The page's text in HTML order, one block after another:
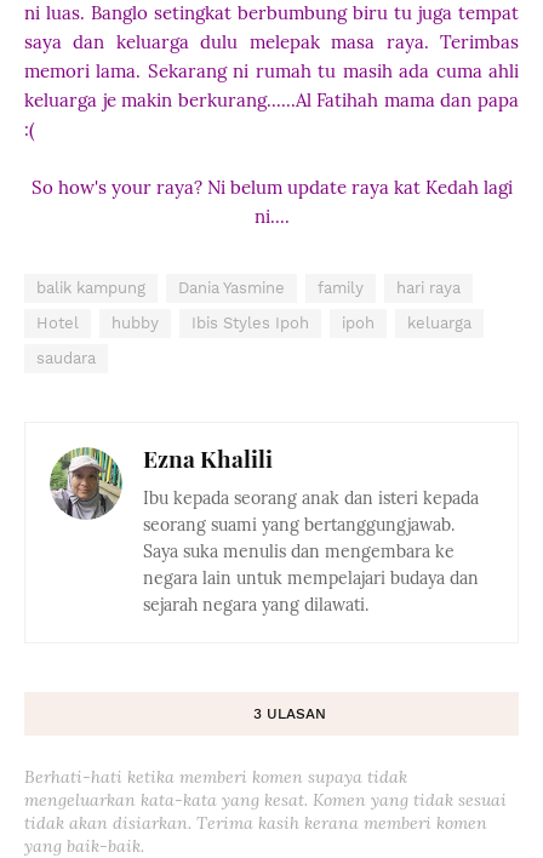
ni luas. Banglo setingkat berbumbung biru tu juga tempat
saya dan keluarga dulu melepak masa raya. Terimbas
memori lama. Sekarang ni rumah tu masih ada cuma ahli
keluarga je makin berkurang......Al Fatihah mama dan papa
:(
So how's your raya? Ni belum update raya kat Kedah lagi
ni....
balik kampung Dania Yasmine family
hari raya
Hotel
hubby Ibis Styles Ipoh ipoh
keluarga
saudara
Ezna Khalili
Ibu kepada seorang anak dan isteri kepada
seorang suami yang bertanggungjawab.
Saya suka menulis dan mengembara ke
negara lain untuk mempelajari budaya dan
sejarah negara yang dilawati.
3 ULASAN
Berhati-hati ketika memberi komen supaya tidak
mengeluarkan kata-kata yang kesat. Komen yang tidak sesuai
tidak akan disiarkan. Terima kasih kerana memberi komen
yang baik-baik.